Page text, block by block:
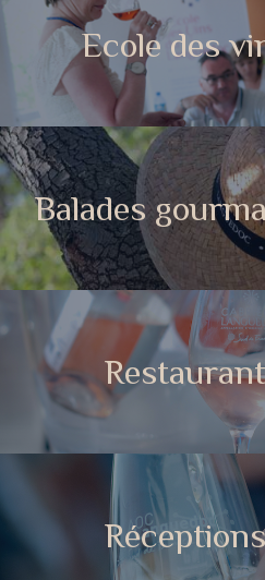
Ecole des
Balades
Restaurant
Réceptions